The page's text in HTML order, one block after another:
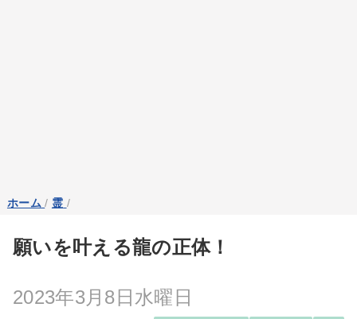
ホーム / 霊 /
願いを叶える龍の正体！
2023年3月8日水曜日